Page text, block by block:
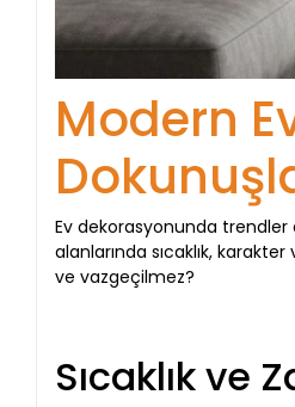
Modern
Ev dekorasyonunda
alanlarında sıcaklık,
ve vazgeçilmez?
Sıcaklık ve